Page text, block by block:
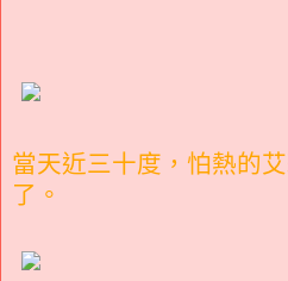
當天近三十度，怕熱的
了。